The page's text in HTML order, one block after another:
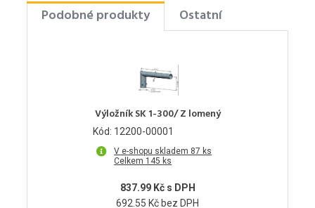
Podobné produkty Ostatní
Výložník SK 1-300/ Z lomený
Kód: 12200-00001
V e-shopu skladem 87 ks
Celkem 145 ks
837.99 Kč s DPH
692.55 Kč bez DPH